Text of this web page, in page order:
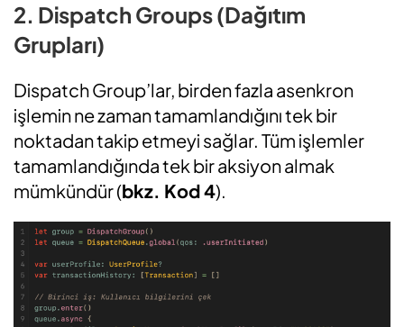
2. Dispatch Groups (Dağıtım
Grupları)
Dispatch Group’lar, birden fazla asenkron
işlemin ne zaman tamamlandığını tek bir
noktadan takip etmeyi sağlar. Tüm işlemler
tamamlandığında tek bir aksiyon almak
mümkündür (bkz. Kod 4).